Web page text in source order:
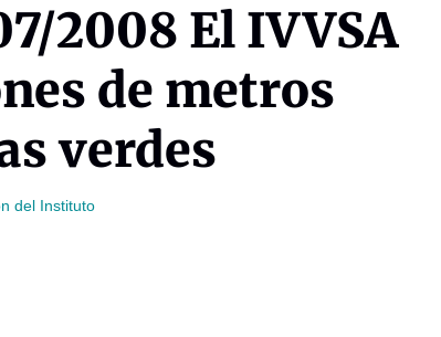
2008 El IVVSA
de metros
verdes
del Instituto